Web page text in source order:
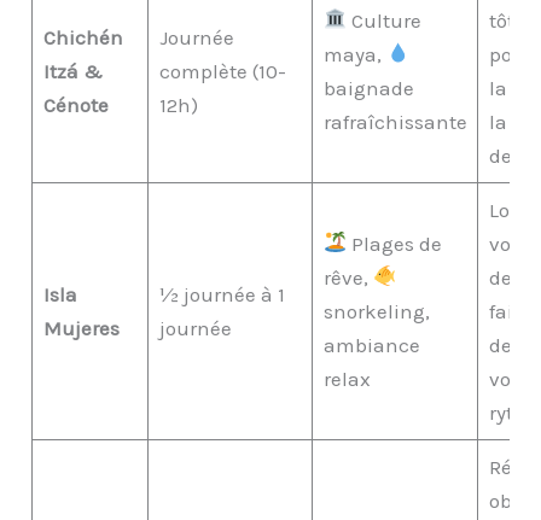
Chichén
Itzá &
Cénote
Journée
complète (10-
12h)
Culture
maya,
baignade
rafraîchissante
tôt
pour
la
la
de
Isla
Mujeres
½ journée à 1
journée
Plages de
rêve,
snorkeling,
ambiance
relax
de
faire
de
votre